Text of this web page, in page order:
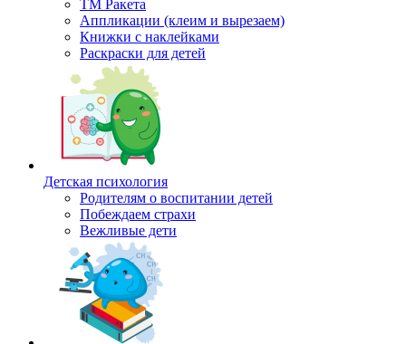
ТМ Ракета
Аппликации (клеим и вырезаем)
Книжки с наклейками
Раскраски для детей
Детская психология
Родителям о воспитании детей
Побеждаем страхи
Вежливые дети